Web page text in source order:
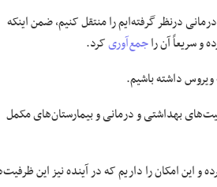
درنظر گرفته‌ایم را منتقل کنیم، ضمن اینکه
و سریعاً آن راجمع‌آوریکرد.
ویروس داشته باشیم.
کنار ظرفیت‌های بهداشتی و درمانی و بیمارستان‌های مکمل
و این امکان را داریم که در آینده نیز این